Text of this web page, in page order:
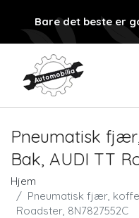
Bare det beste er
Pneumatisk
Bak, AUDI TT
Hjem
Pneumatisk fjær,
Roadster, 8N7827552C